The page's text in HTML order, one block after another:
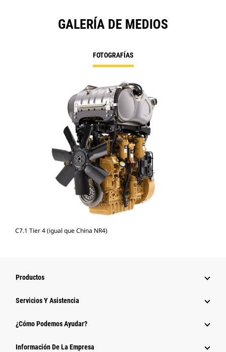
GALERÍA DE MEDIOS
FOTOGRAFÍAS
C7.1 Tier 4 (igual que China NR4)
Productos
Servicios Y Asistencia
¿Cómo Podemos Ayudar?
Información De La Empresa